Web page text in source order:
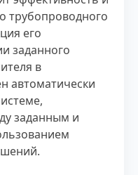
трубопроводного
его
заданного
в
автоматически
заданным и